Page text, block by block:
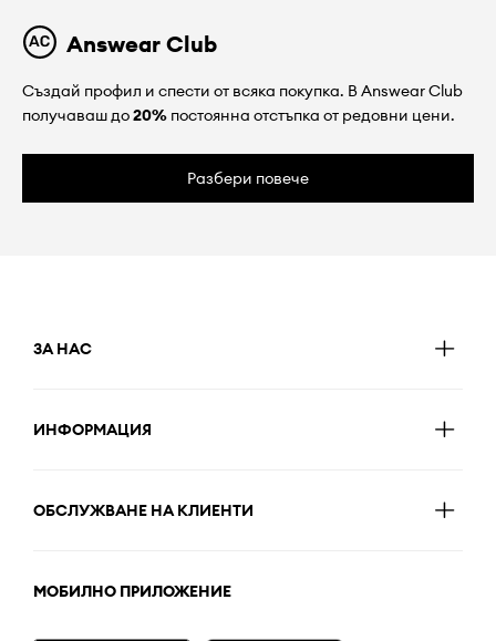
Answear Club
Създай профил и спести от всяка покупка. В Answear Club
получаваш до20% постоянна отстъпка от редовни цени.
Разбери повече
ЗА НАС
ИНФОРМАЦИЯ
ОБСЛУЖВАНЕ НА КЛИЕНТИ
МОБИЛНО ПРИЛОЖЕНИЕ